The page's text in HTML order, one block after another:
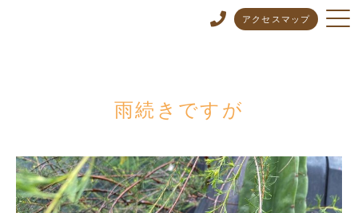
アクセスマップ
雨続きですが